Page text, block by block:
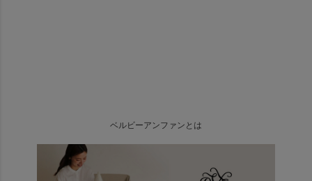
ベルビーアンファンとは